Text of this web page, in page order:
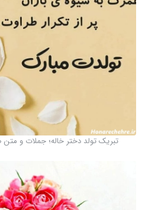
تبریک تولد دختر خاله؛ جملات و